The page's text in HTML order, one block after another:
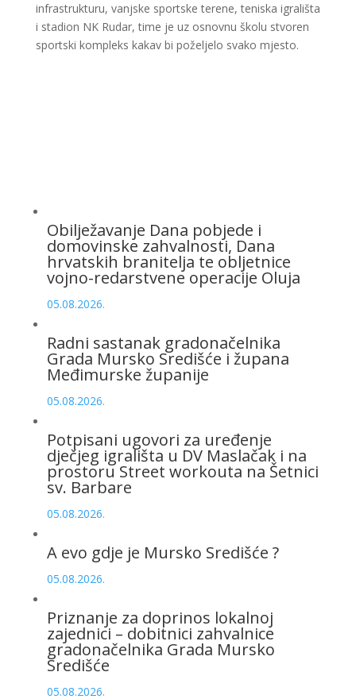
infrastrukturu, vanjske sportske terene, teniska igrališta
i stadion NK Rudar, time je uz osnovnu školu stvoren
sportski kompleks kakav bi poželjelo svako mjesto.
Obilježavanje Dana pobjede i
domovinske zahvalnosti, Dana
hrvatskih branitelja te obljetnice
vojno-redarstvene operacije Oluja
05.08.2026.
Radni sastanak gradonačelnika
Grada Mursko Središće i župana
Međimurske županije
05.08.2026.
Potpisani ugovori za uređenje
dječjeg igrališta u DV Maslačak i na
prostoru Street workouta na Šetnici
sv. Barbare
05.08.2026.
A evo gdje je Mursko Središće ?
05.08.2026.
Priznanje za doprinos lokalnoj
zajednici – dobitnici zahvalnice
gradonačelnika Grada Mursko
Središće
05.08.2026.